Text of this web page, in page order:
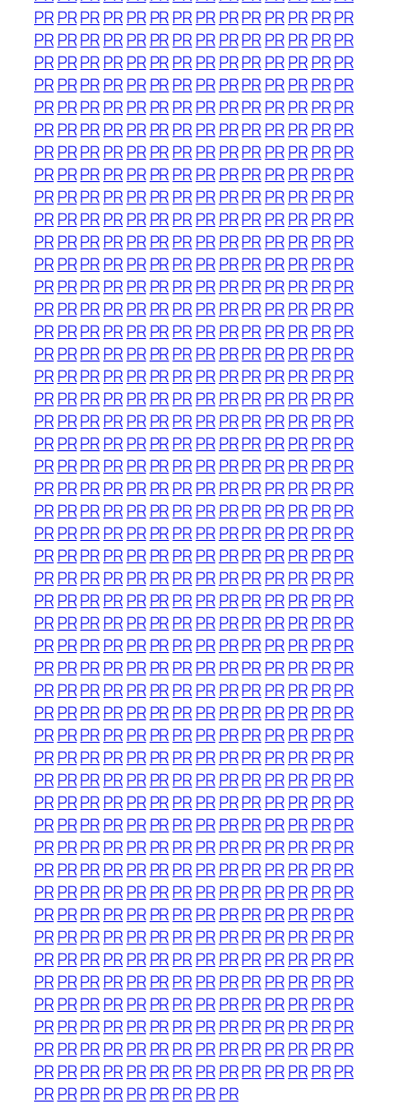
PRPRPRPRPR PRPRPRPRPRPRPR PRPR
PRPRPRPRPR PRPRPRPRPRPRPR PRPR
PRPRPRPRPR PRPRPRPRPRPRPR PRPR
PRPRPRPRPR PRPRPRPRPRPRPR PRPR
PRPRPRPRPR PRPRPRPRPRPRPR PRPR
PRPRPRPRPR PRPRPRPRPRPRPR PRPR
PRPRPRPRPR PRPRPRPRPRPRPR PRPR
PRPRPRPRPR PRPRPRPRPRPRPR PRPR
PRPRPRPRPR PRPRPRPRPRPRPR PRPR
PRPRPRPRPR PRPRPRPRPRPRPR PRPR
PRPRPRPRPR PRPRPRPRPRPRPR PRPR
PRPRPRPRPR PRPRPRPRPRPRPR PRPR
PRPRPRPRPR PRPRPRPRPRPRPR PRPR
PRPRPRPRPR PRPRPRPRPRPRPR PRPR
PRPRPRPRPR PRPRPRPRPRPRPR PRPR
PRPRPRPRPR PRPRPRPRPRPRPR PRPR
PRPRPRPRPR PRPRPRPRPRPRPR PRPR
PRPRPRPRPR PRPRPRPRPRPRPR PRPR
PRPRPRPRPR PRPRPRPRPRPRPR PRPR
PRPRPRPRPR PRPRPRPRPRPRPR PRPR
PRPRPRPRPR PRPRPRPRPRPRPR PRPR
PRPRPRPRPR PRPRPRPRPRPRPR PRPR
PRPRPRPRPR PRPRPRPRPRPRPR PRPR
PRPRPRPRPR PRPRPRPRPRPRPR PRPR
PRPRPRPRPR PRPRPRPRPRPRPR PRPR
PRPRPRPRPR PRPRPRPRPRPRPR PRPR
PRPRPRPRPR PRPRPRPRPRPRPR PRPR
PRPRPRPRPR PRPRPRPRPRPRPR PRPR
PRPRPRPRPR PRPRPRPRPRPRPR PRPR
PRPRPRPRPR PRPRPRPRPRPRPR PRPR
PRPRPRPRPR PRPRPRPRPRPRPR PRPR
PRPRPRPRPR PRPRPRPRPRPRPR PRPR
PRPRPRPRPR PRPRPRPRPRPRPR PRPR
PRPRPRPRPR PRPRPRPRPRPRPR PRPR
PRPRPRPRPR PRPRPRPRPRPRPR PRPR
PRPRPRPRPR PRPRPRPRPRPRPR PRPR
PRPRPRPRPR PRPRPRPRPRPRPR PRPR
PRPRPRPRPR PRPRPRPRPRPRPR PRPR
PRPRPRPRPR PRPRPRPRPRPRPR PRPR
PRPRPRPRPR PRPRPRPRPRPRPR PRPR
PRPRPRPRPR PRPRPRPRPRPRPR PRPR
PRPRPRPRPR PRPRPRPRPRPRPR PRPR
PRPRPRPRPR PRPRPRPRPRPRPR PRPR
PRPRPRPRPR PRPRPRPRPRPRPR PRPR
PRPRPRPRPR PRPRPRPRPRPRPR PRPR
PRPRPRPRPR PRPRPRPRPRPRPR PRPR
PRPRPRPRPR PRPRPRPRPRPRPR PRPR
PRPRPRPRPR PRPRPRPRPRPRPR PRPR
PRPRPRPRPR PRPRPRPR